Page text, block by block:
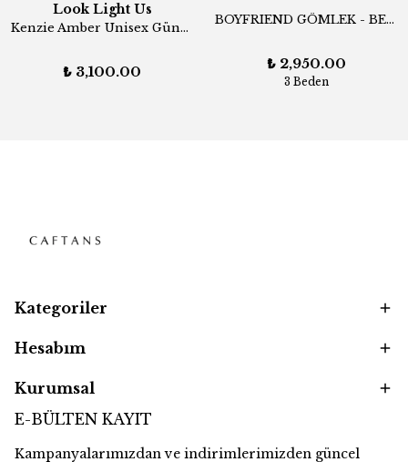
Look Light Us
Kenzie Amber Unisex Güneş Gözlüğü
₺ 3,100.00
BOYFRIEND GÖMLEK - BEYAZ
₺ 2,950.00
3 Beden
Kategoriler
Hesabım
Kurumsal
E-BÜLTEN KAYIT
Kampanyalarımızdan ve indirimlerimizden güncel